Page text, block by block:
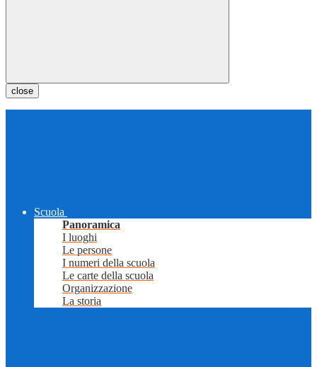
close
Scuola
Panoramica
I luoghi
Le persone
I numeri della scuola
Le carte della scuola
Organizzazione
La storia